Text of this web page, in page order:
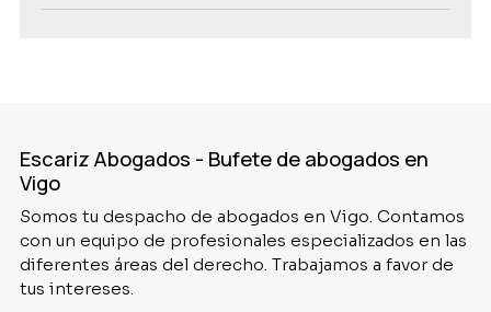
Escariz Abogados - Bufete de abogados en
Vigo
Somos tu despacho de abogados en Vigo. Contamos
con un equipo de profesionales especializados en las
diferentes áreas del derecho. Trabajamos a favor de
tus intereses.